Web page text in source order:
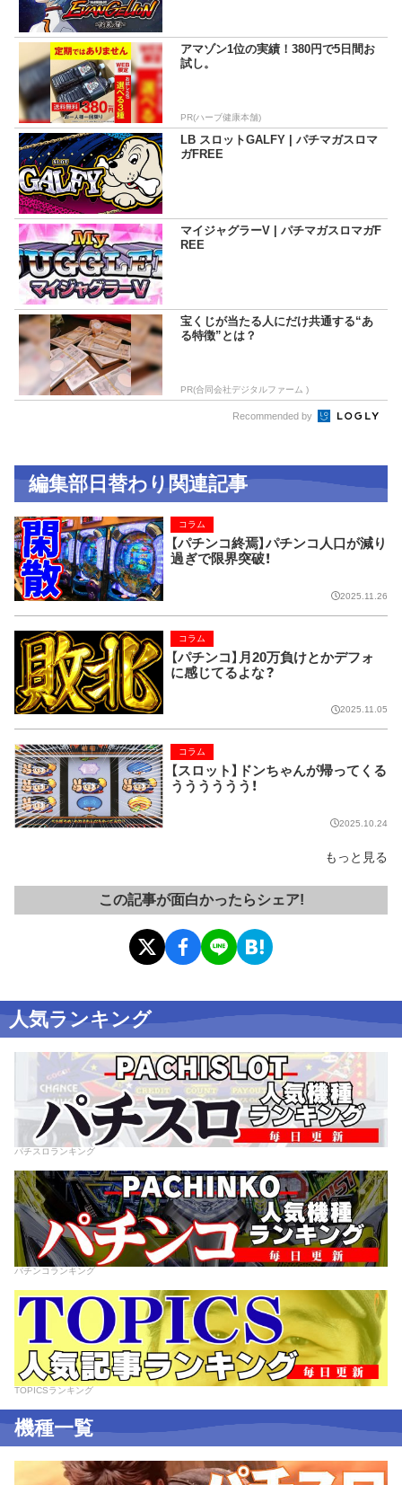
アマゾン1位の実績！380円で5日間お
試し。
PR(ハーブ健康本舗)
LB スロットGALFY | パチマガスロマ
ガFREE
マイジャグラーV | パチマガスロマガF
REE
宝くじが当たる人にだけ共通する“あ
る特徴”とは？
PR(合同会社デジタルファーム )
Recommended by
編集部日替わり関連記事
【パチンコ終焉】パチンコ人口が減り
過ぎで限界突破！
コラム
2025.11.26
【パチンコ】月20万負けとかデフォ
に感じてるよな？
コラム
2025.11.05
【スロット】ドンちゃんが帰ってくる
うううううう！
コラム
2025.10.24
もっと見る
この記事が面白かったらシェア!
人気ランキング
パチスロランキング
パチンコランキング
TOPICSランキング
機種一覧